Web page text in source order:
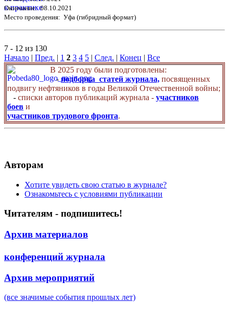
Окончание: 08.10.2021
Место проведения: Уфа (гибридный формат)
7 - 12 из 130
Начало | Пред. | 1 2 3 4 5 | След. | Конец | Все
В 2025 году были подготовлены:
- подборка статей журнала, посвященных
подвигу нефтяников в годы Великой Отечественной войны;
- списки авторов публикаций журнала - участников
боев и
участников трудового фронта.
Авторам
Хотите увидеть свою статью в журнале?
Ознакомьтесь с условиями публикации
Читателям - подпишитесь!
Архив материалов
конференций журнала
Архив мероприятий
(все значимые события прошлых лет)